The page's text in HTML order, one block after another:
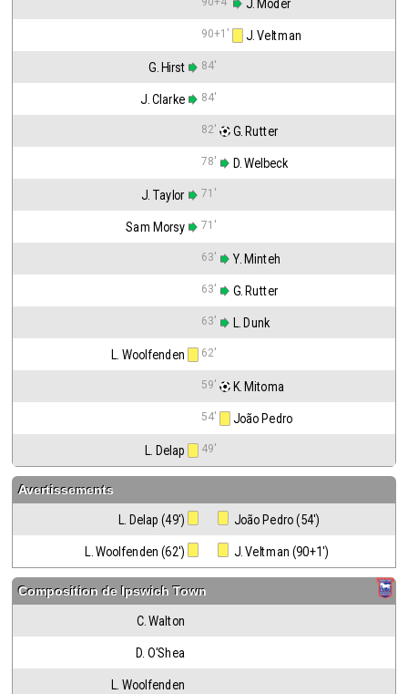
J. Moder
90+1' J. Veltman
G. Hirst 84'
J. Clarke 84'
82' G. Rutter
78' D. Welbeck
J. Taylor 71'
Sam Morsy 71'
63' Y. Minteh
63' G. Rutter
63' L. Dunk
L. Woolfenden 62'
59' K. Mitoma
54' João Pedro
L. Delap 49'
Avertissements
L. Delap (49') João Pedro (54')
L. Woolfenden (62') J. Veltman (90+1')
Composition de Ipswich Town
C. Walton
D. O'Shea
L. Woolfenden